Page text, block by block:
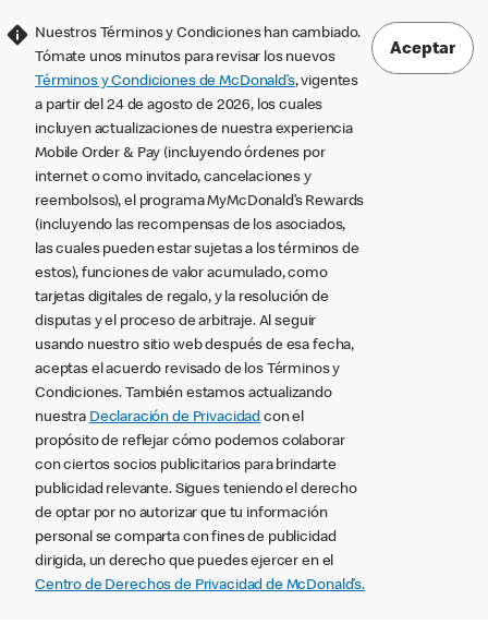
Nuestros Términos y Condiciones han cambiado.
Tómate unos minutos para revisar los nuevos
Términos y Condiciones de McDonald’s, vigentes
a partir del 24 de agosto de 2026, los cuales
incluyen actualizaciones de nuestra experiencia
Mobile Order & Pay (incluyendo órdenes por
internet o como invitado, cancelaciones y
reembolsos), el programa MyMcDonald’s Rewards
(incluyendo las recompensas de los asociados,
las cuales pueden estar sujetas a los términos de
estos), funciones de valor acumulado, como
tarjetas digitales de regalo, y la resolución de
disputas y el proceso de arbitraje. Al seguir
usando nuestro sitio web después de esa fecha,
aceptas el acuerdo revisado de los Términos y
Condiciones. También estamos actualizando
nuestra Declaración de Privacidad con el
propósito de reflejar cómo podemos colaborar
con ciertos socios publicitarios para brindarte
publicidad relevante. Sigues teniendo el derecho
de optar por no autorizar que tu información
personal se comparta con fines de publicidad
dirigida, un derecho que puedes ejercer en el
Centro de Derechos de Privacidad de McDonald’s.
Aceptar